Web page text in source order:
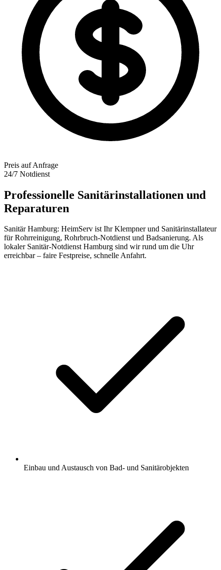
Preis auf Anfrage
24/7 Notdienst
Professionelle Sanitärinstallationen und
Reparaturen
Sanitär Hamburg: HeimServ ist Ihr Klempner und Sanitärinstallateur
für Rohrreinigung, Rohrbruch-Notdienst und Badsanierung. Als
lokaler Sanitär-Notdienst Hamburg sind wir rund um die Uhr
erreichbar – faire Festpreise, schnelle Anfahrt.
Einbau und Austausch von Bad- und Sanitärobjekten